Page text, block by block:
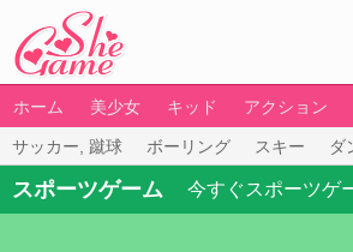
ホーム 美少女 キッド アクション
サッカー, 蹴球 ボーリング スキー ダ
スポーツゲーム 今すぐスポーツゲ